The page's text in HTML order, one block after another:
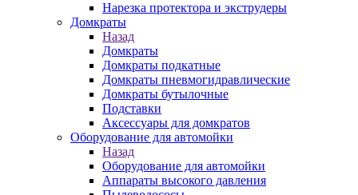
Нарезка протектора и экструдеры
Домкраты
Назад
Домкраты
Домкраты подкатные
Домкраты пневмогидравлические
Домкраты бутылочные
Подставки
Аксессуары для домкратов
Оборудование для автомойки
Назад
Оборудование для автомойки
Аппараты высокого давления